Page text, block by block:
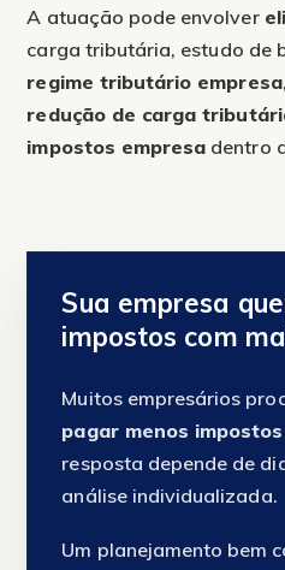
A atuação pode envolver
carga tributária, estudo de
regime tributário empresa,
redução de carga
impostos empresa dentro
Sua empresa
impostos com
Muitos empresários
pagar menos
resposta depende de
análise individualizada.
Um planejamento bem